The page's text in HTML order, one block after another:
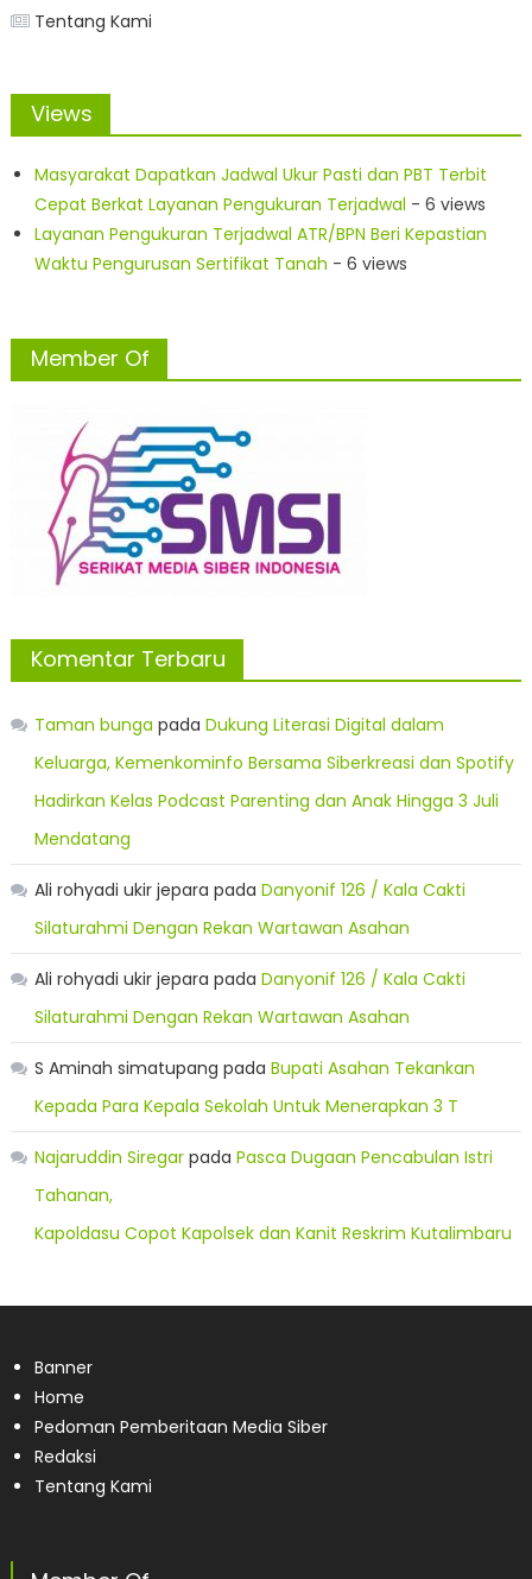
Tentang Kami
Views
Masyarakat Dapatkan Jadwal Ukur Pasti dan PBT Terbit
Cepat Berkat Layanan Pengukuran Terjadwal - 6 views
Layanan Pengukuran Terjadwal ATR/BPN Beri Kepastian
Waktu Pengurusan Sertifikat Tanah - 6 views
Member Of
Komentar Terbaru
Taman bunga pada Dukung Literasi Digital dalam
Keluarga, Kemenkominfo Bersama Siberkreasi dan Spotify
Hadirkan Kelas Podcast Parenting dan Anak Hingga 3 Juli
Mendatang
Ali rohyadi ukir jepara pada Danyonif 126 / Kala Cakti
Silaturahmi Dengan Rekan Wartawan Asahan
Ali rohyadi ukir jepara pada Danyonif 126 / Kala Cakti
Silaturahmi Dengan Rekan Wartawan Asahan
S Aminah simatupang pada Bupati Asahan Tekankan
Kepada Para Kepala Sekolah Untuk Menerapkan 3 T
Najaruddin Siregarpada Pasca Dugaan Pencabulan Istri
Tahanan,
Kapoldasu Copot Kapolsek dan Kanit Reskrim Kutalimbaru
Banner
Home
Pedoman Pemberitaan Media Siber
Redaksi
Tentang Kami